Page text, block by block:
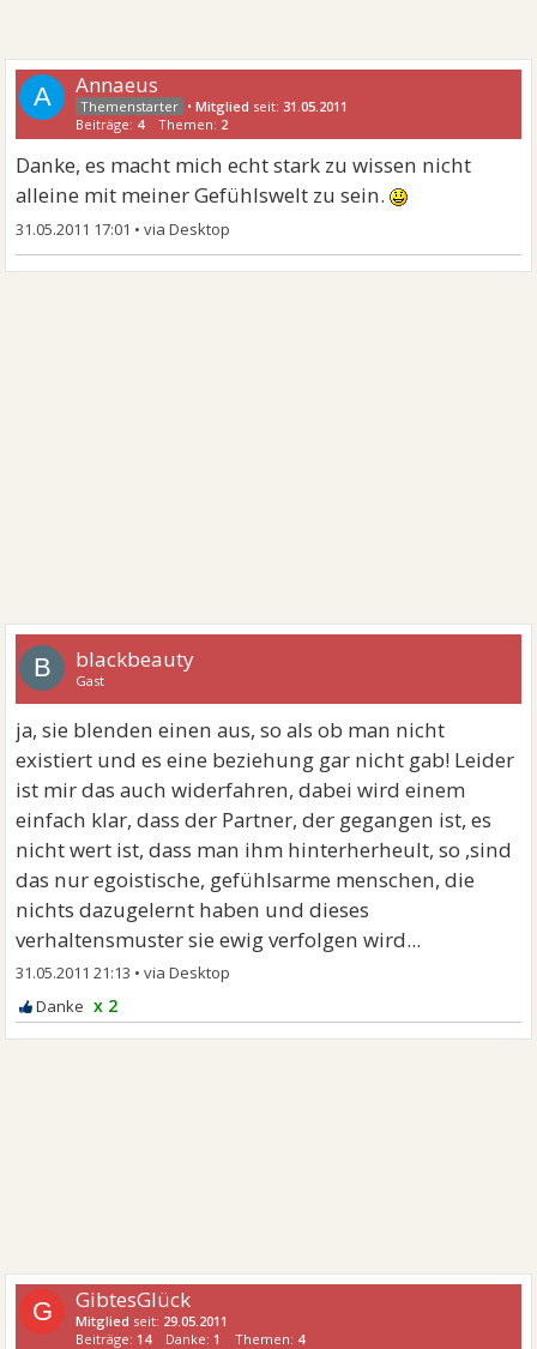
A Annaeus
•Mitglied seit:31.05.2011
Beiträge: 4 Themen: 2
Danke, es macht mich echt stark zu wissen nicht
alleine mit meiner Gefühlswelt zu sein.
31.05.2011 17:01 •
B blackbeauty
Gast
ja, sie blenden einen aus, so als ob man nicht
existiert und es eine beziehung gar nicht gab! Leider
ist mir das auch widerfahren, dabei wird einem
einfach klar, dass der Partner, der gegangen ist, es
nicht wert ist, dass man ihm hinterherheult, so ,sind
das nur egoistische, gefühlsarme menschen, die
nichts dazugelernt haben und dieses
verhaltensmuster sie ewig verfolgen wird...
31.05.2011 21:13 •
x 2
G GibtesGlück
Mitglied seit: 29.05.2011
Beiträge: 14 Danke: 1 Themen: 4